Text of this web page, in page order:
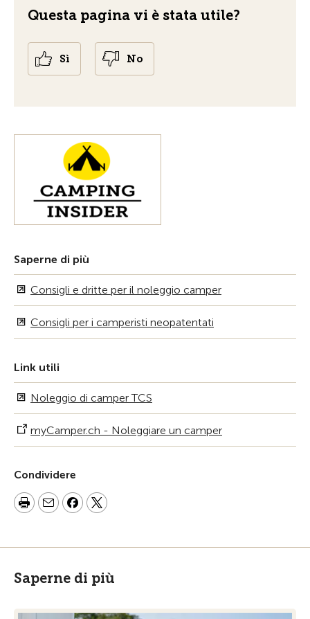
Questa pagina vi è stata utile?
Sì No
Saperne di più
Consigli e dritte per il noleggio camper
Consigli per i camperisti neopatentati
Link utili
Noleggio di camper TCS
myCamper.ch - Noleggiare un camper
Condividere
Saperne di più